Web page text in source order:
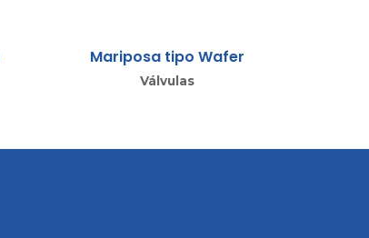
Mariposa tipo Wafer
Válvulas